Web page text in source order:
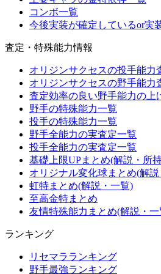
コンボ一覧
今後実装が確定しているor実
査定・特殊能力情報
オリジンサクセスの投手能
オリジンサクセスの野手能
査定効率の良い野手能力の上
野手の特殊能力一覧
投手の特殊能力一覧
野手全能力の実査定一覧
投手全能力の実査定一覧
基礎上限UPまとめ(解説・所
オリジナル変化球まとめ(解
虹特まとめ(解説・一覧)
至高金特まとめ
友情特殊能力まとめ(解説・一
ランキング
リセマラランキング
野手最強ランキング